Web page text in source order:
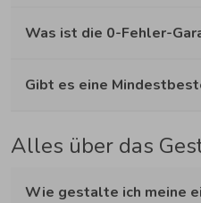
Was ist die 0-Fehler-
Gibt es eine
Alles über das
Wie gestalte ich meine